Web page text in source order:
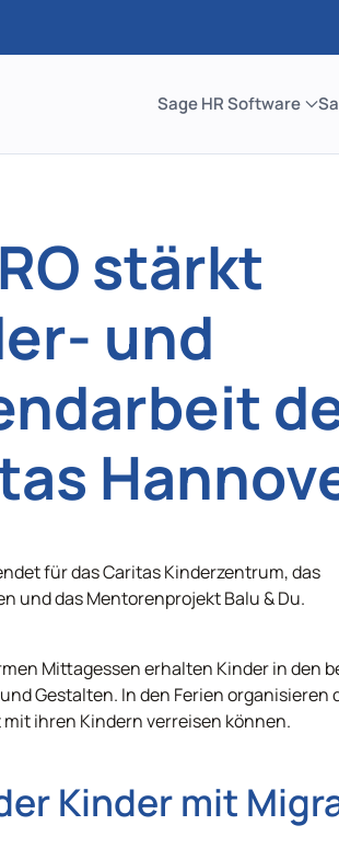
Sage HR Software
stärkt
und
für das Caritas Kinderzentrum, das
und das Mentorenprojekt Balu & Du.
Mittagessen erhalten Kinder in den
Gestalten. In den Ferien
ihren Kindern verreisen können.
Kinder mit